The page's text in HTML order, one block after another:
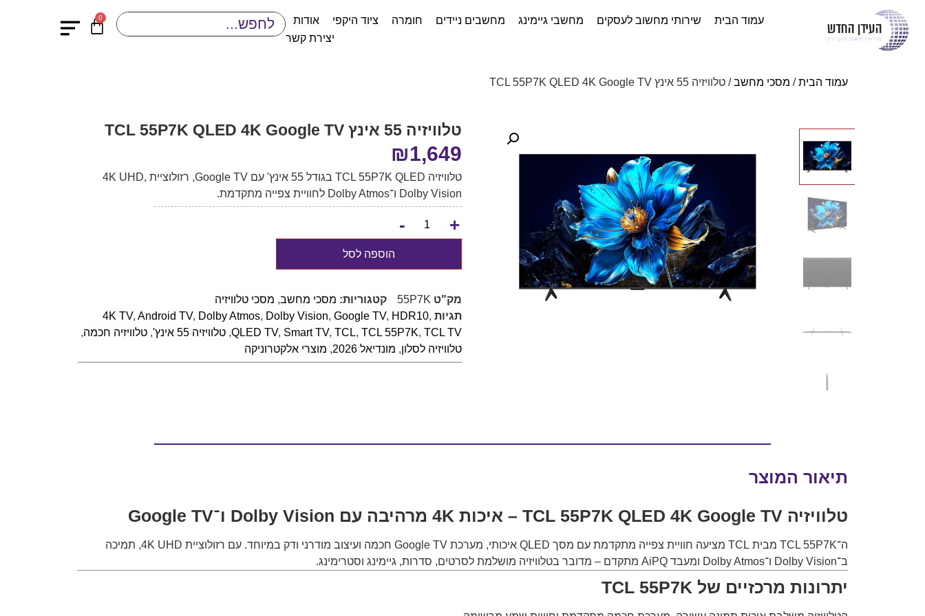
עמוד הבית שירותי מחשוב לעסקים מחשבי גיימינג מחשבים ניידים חומרה ציוד היקפי
אודות
יצירת קשר
0
עמוד הבית/ מסכי מחשב/ טלוויזיה 55 אינץ TCL 55P7K QLED 4K Google TV
טלוויזיה 55 אינץ TCL 55P7K QLED 4K Google TV
₪1,649
טלוויזיה TCL 55P7K QLED בגודל 55 אינץ' עם Google TV, רזולוציית 4K UHD,
Dolby Vision ו־Dolby Atmos לחוויית צפייה מתקדמת.
+
-
הוספה לסל
מק"ט 55P7K קטגוריות: מסכי מחשב, מסכי טלוויזיה
תגיות
4K TV, Android TV, Dolby Atmos, Dolby Vision, Google TV, HDR10,
QLED TV, Smart TV, TCL, TCL 55P7K, TCL TV
, טלוויזיה 55 אינץ' , טלוויזיה חכמה,
טלוויזיה לסלון, מונדיאל 2026 , מוצרי אלקטרוניקה
תיאור המוצר
טלוויזיה TCL 55P7K QLED 4K Google TV – איכות 4K מרהיבה עם Dolby Vision ו־Google TV
ה־TCL 55P7K מבית TCL
מציעה חוויית צפייה מתקדמת עם מסך QLED איכותי, מערכת Google TV חכמה ועיצוב מודרני ודק במיוחד. עם רזולוציית 4K UHD, תמיכה
ב־Dolby Vision ו־Dolby Atmos ומעבד AiPQ מתקדם – מדובר בטלוויזיה מושלמת לסרטים, סדרות, גיימינג וסטרימינג.
יתרונות מרכזיים של TCL 55P7K